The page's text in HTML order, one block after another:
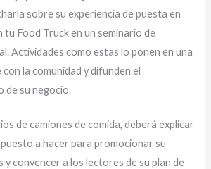
sobre su experiencia de puesta en
tu Food Truck en un seminario de
Actividades como estas lo ponen en una
la comunidad y difunden el
de su negocio.
de camiones de comida, deberá explicar
a hacer para promocionar su
y convencer a los lectores de su plan de